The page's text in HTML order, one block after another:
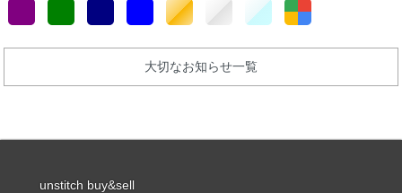
大切なお知らせ一覧
unstitch buy&sell